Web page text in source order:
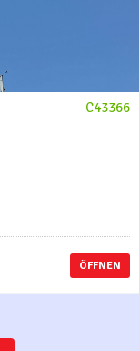
C43366
ÖFFNEN